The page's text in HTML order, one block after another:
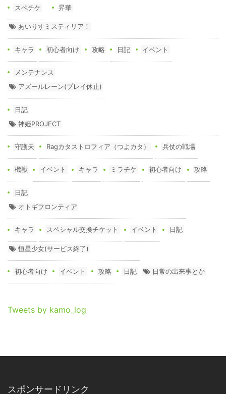
スペチケ 昇華
あいりすミスティリア！
キャラ 初心者向け 攻略 日記 イベント
メンテナンス
アズールレーン(プレイ休止)
日記
神姫PROJECT
守護天 Ragカタストロフィア（つよカタ） 兵仗の戦場
機獣 イベント キャラ ミラチケ 初心者向け 攻略
日記
オトギフロンティア
キャラ スペシャル交換チケット イベント 日記
恒星少女(サービス終了)
初心者向け イベント 攻略 日記 日常の出来事とか
Tweets by kamo_log
スポンサードリンク